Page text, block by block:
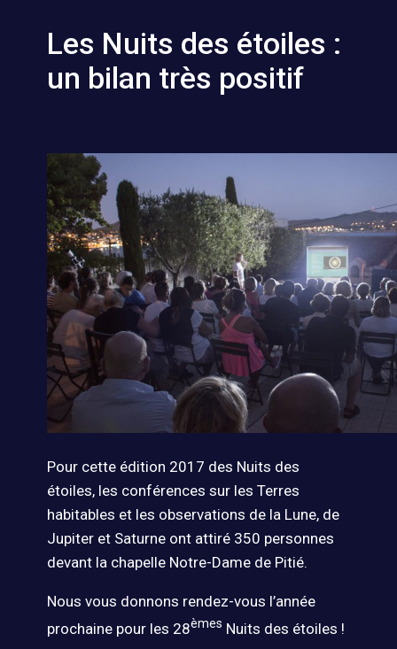
Les Nuits des étoiles :
un bilan très positif
Pour cette édition 2017 des Nuits des
étoiles, les conférences sur les Terres
habitables et les observations de la Lune, de
Jupiter et Saturne ont attiré 350 personnes
devant la chapelle Notre-Dame de Pitié.
Nous vous donnons rendez-vous l’année
prochaine pour les 28èmes Nuits des étoiles !